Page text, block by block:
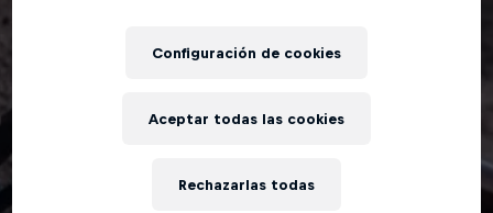
Configuración de cookies
Rechazarlas todas
Aceptar todas las cookies